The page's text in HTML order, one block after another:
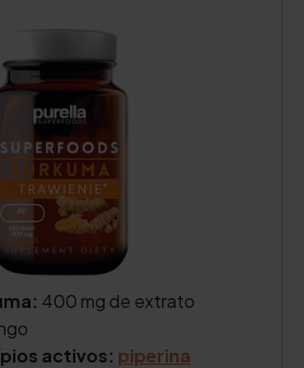
400 mg de extrato
activos: piperina